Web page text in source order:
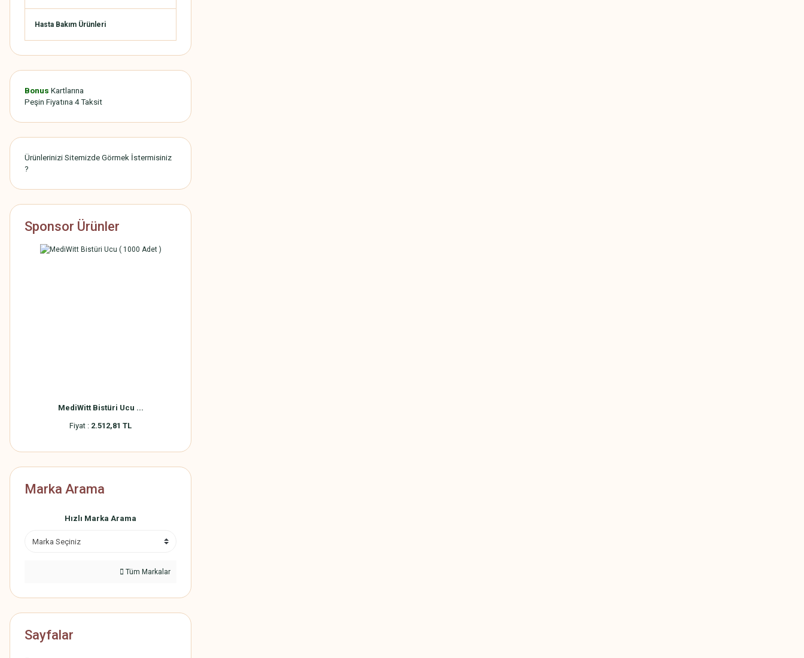
Hasta Bakım Ürünleri
Bonus Kartlarına
Peşin Fiyatına 4 Taksit
Ürünlerinizi Sitemizde Görmek İstermisiniz
?
Sponsor Ürünler
MediWitt Bistüri Ucu ...
Fiyat : 2.512,81 TL
Marka Arama
Hızlı Marka Arama
Tüm Markalar
Sayfalar